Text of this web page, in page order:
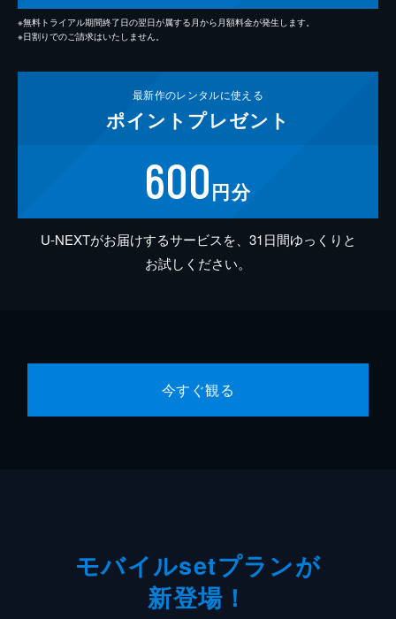
※無料トライアル期間終了日の翌日が属する月から月額料金が発生します。
※日割りでのご請求はいたしません。
最新作のレンタルに使える
ポイント プレゼント
600円分
U-NEXTがお届けするサービスを、31日間ゆっくりと
お試しください。
今すぐ観る
モバイルsetプランが
新登場！